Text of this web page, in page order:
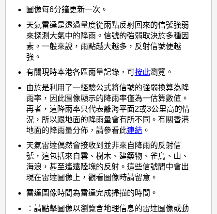
圖像每6分鐘更新一次。
天氣雷達是透過量度從雨點反射回來的信號強弱
來探測大氣中的降雨。信號的強弱取決於多種因
素。一般來說，雨點越大越多，反射信號便越
強。
有關現時本港各區雨量記錄，可按此瀏覽。
由於是利用了一經驗公式將信號的強弱換算為降
雨率，因此圖像顯示的降雨率僅為一估算數值。
再者，這降雨率只代表離海平面2或3公里高的情
況，所以跟地面的降雨量會有所不同。有關香港
地面的降雨量分佈，請參看此連結。
天氣雷達偶然會接收到並非來自降雨的反射信
號，這包括來自雲、樹木、建築物、雀鳥、山、
海浪，甚至遙遠陸塊的反射。這些信號間中會出
現在雷達圖像上，觀看圖像時請留意。
雷達圖像時間為雷達完成掃描的時間。
：請點擊圖像以瀏覽含地理信息的雷達圖像或動